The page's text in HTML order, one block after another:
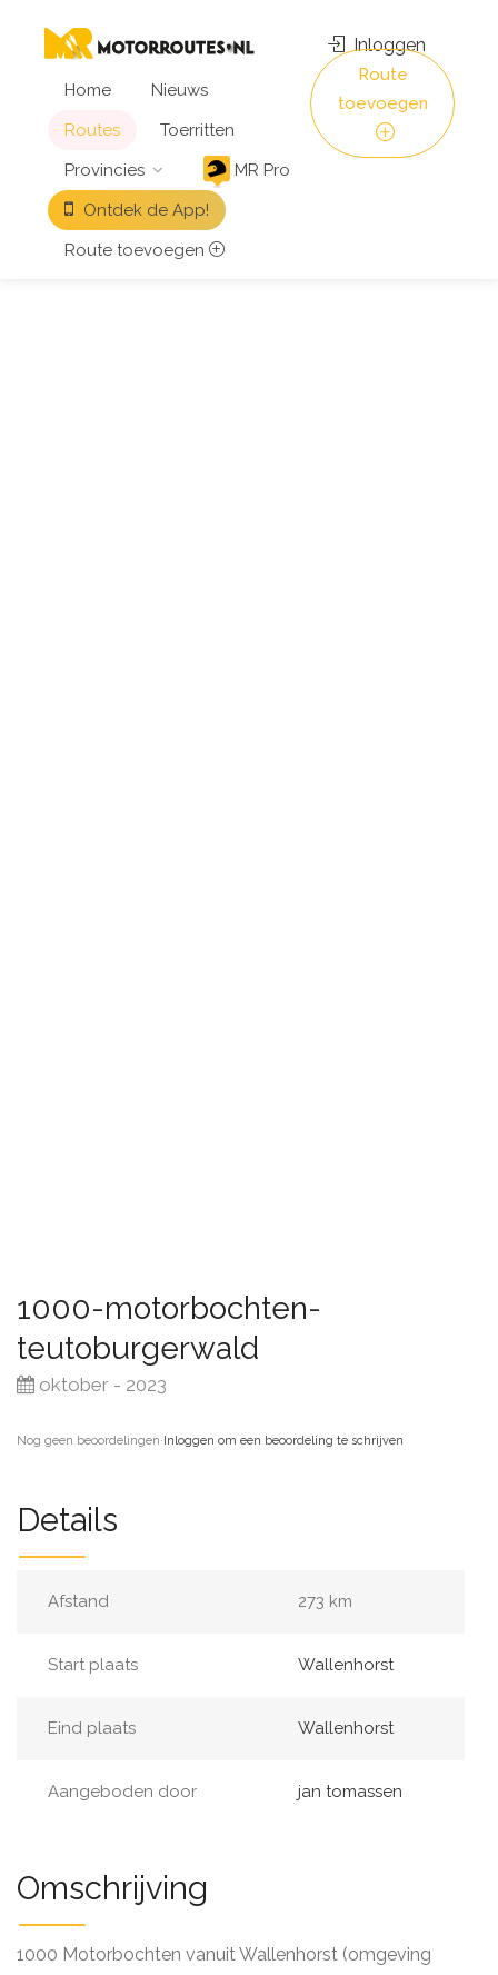
Home
Nieuws
Routes
Toerritten
Provincies
MR Pro
Ontdek de App!
Route toevoegen
Inloggen
Route
toevoegen
1000-motorbochten-
teutoburgerwald
oktober - 2023
Nog geen beoordelingen·Inloggen om een beoordeling te schrijven
Details
Afstand 273 km
Start plaats Wallenhorst
Eind plaats Wallenhorst
Aangeboden door jan tomassen
Omschrijving
1000 Motorbochten vanuit Wallenhorst (omgeving